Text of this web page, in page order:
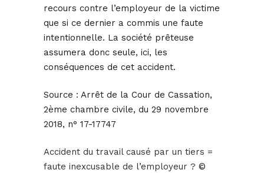
recours contre l’employeur de la victime
que si ce dernier a commis une faute
intentionnelle. La société prêteuse
assumera donc seule, ici, les
conséquences de cet accident.
Source : Arrêt de la Cour de Cassation,
2ème chambre civile, du 29 novembre
2018, n° 17-17747
Accident du travail causé par un tiers =
faute inexcusable de l’employeur ? ©